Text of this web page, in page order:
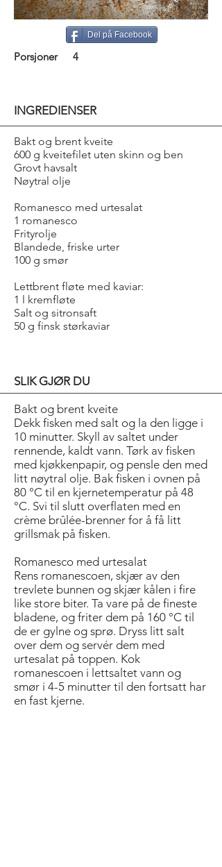
Del på Facebook
Porsjoner 4
INGREDIENSER
Bakt og brent kveite
600 g kveitefilet uten skinn og ben
Grovt havsalt
Nøytral olje
Romanesco med urtesalat
1 romanesco
Frityrolje
Blandede, friske urter
100 g smør
Lettbrent fløte med kaviar:
1 l kremfløte
Salt og sitronsaft
50 g finsk størkaviar
SLIK GJØR DU
Bakt og brent kveite
Dekk fisken med salt og la den ligge i
10 minutter. Skyll av saltet under
rennende, kaldt vann. Tørk av fisken
med kjøkkenpapir, og pensle den med
litt nøytral olje. Bak fisken i ovnen på
80 °C til en kjernetemperatur på 48
°C. Svi til slutt overflaten med en
crème brûlée-brenner for å få litt
grillsmak på fisken.
Romanesco med urtesalat
Rens romanescoen, skjær av den
trevlete bunnen og skjær kålen i fire
like store biter. Ta vare på de fineste
bladene, og friter dem på 160 °C til
de er gylne og sprø. Dryss litt salt
over dem og servér dem med
urtesalat på toppen. Kok
romanescoen i lettsaltet vann og
smør i 4-5 minutter til den fortsatt har
en fast kjerne.